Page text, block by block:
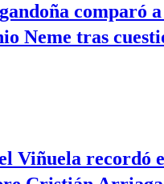
comparó
Neme tras
Viñuela recordó